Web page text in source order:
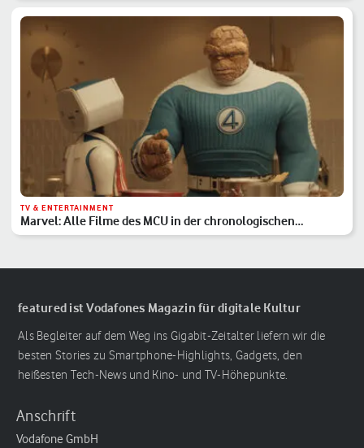
TV & ENTERTAINMENT
Marvel: Alle Filme des MCU in der chronologischen
Reihenfolge
featured ist Vodafones Magazin für digitale Kultur
Als Begleiter auf dem Weg ins Gigabit-Zeitalter liefern wir die
besten Stories zu Smartphone-Highlights, Gadgets, den
heißesten Tech-News und Kino- und TV-Höhepunkte.
Anschrift
Vodafone GmbH